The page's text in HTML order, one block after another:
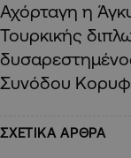
Αχόρταγη η
Τουρκικής
Συνόδου
ΣΧΕΤΙΚΑ ΑΡΘΡΑ